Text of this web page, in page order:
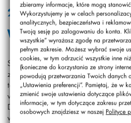
zbieramy informacje, które mogą
Wykorzystujemy je w celach
analitycznych, bezpieczeństwa i
Twoją sesję po zalogowaniu do konta.
wszystkie” wyrażasz zgodę na
pełnym zakresie. Możesz wybrać swoje
cookies, w tym odrzucić wszystkie inne
(konieczne do korzystania ze strony
powodują przetwarzania Twoich danych
„Ustawienia preferencji”. Pamiętaj, że w
zmienić swoje ustawienia dotyczące
informacje, w tym dotyczące zakresu
osobowych znajdziesz w naszej Polityce
2026.01.08
Wolontariat
Szkolny Wolontariat „Razem”
zaangażowaniem uzbierał podczas
także wiele kilogramów artykułów
wsparcia Dziecka i Rodziny „Koło”
Dzieci przygotowały trzy kiermasze
wykonanymi wypiekami, oraz